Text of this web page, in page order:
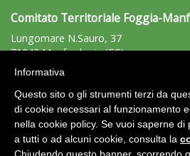
Comitato Territoriale Foggia-
Lungomare N.Sauro, 37
71043 Manfredonia (FG)
Tel: 380/7646581 - Fax: n.d.
C.F.: 92004860711
Area Riservata 2.0
Informativa
Questo sito o gli strumenti terzi da
di cookie necessari al funzionamento
nella cookie policy. Se vuoi saperne
a tutti o ad alcuni cookie, consulta la